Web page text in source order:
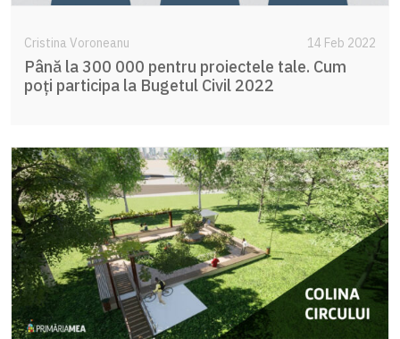
Cristina Voroneanu 14 Feb 2022
Până la 300 000 pentru proiectele tale. Cum
poți participa la Bugetul Civil 2022